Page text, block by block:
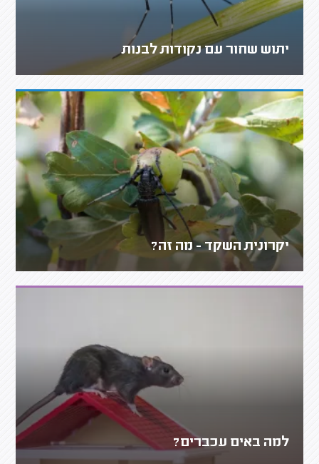
יתוש שחור עם נקודות לבנות
יקרונית השקד - מה זה?
למה באים עכברים?